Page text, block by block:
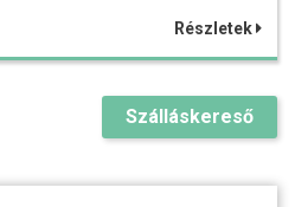
Részletek
Szálláskereső